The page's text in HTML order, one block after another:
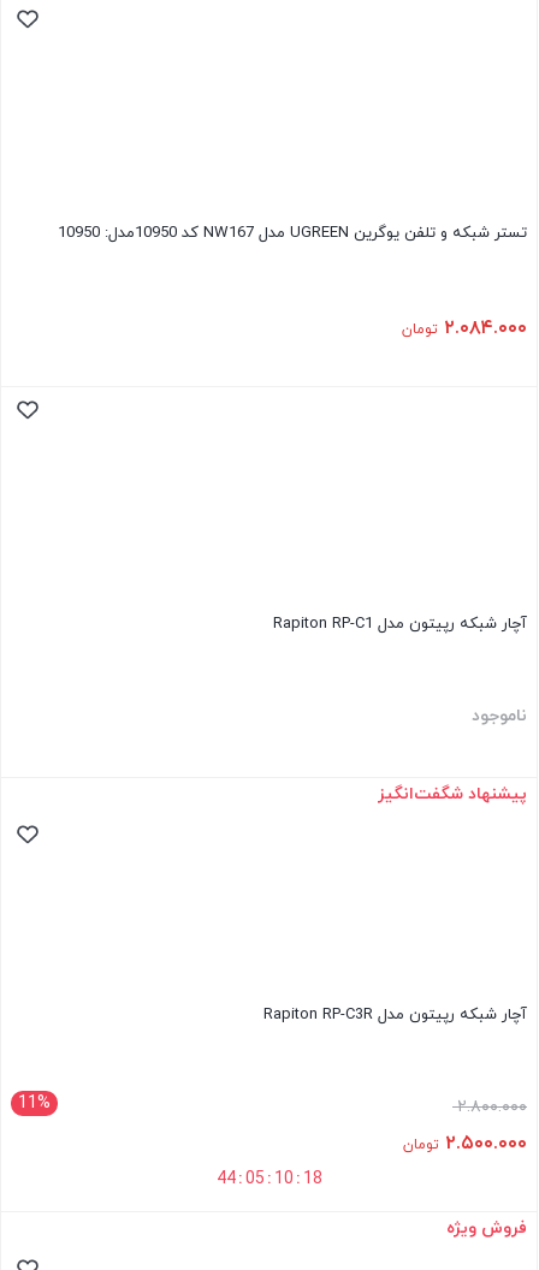
تستر شبکه و تلفن یوگرین UGREEN مدل NW167 کد 10950مدل: 10950
۲.۰۸۴.۰۰۰ تومان
آچار شبکه رپیتون مدل Rapiton RP-C1
ناموجود
پیشنهاد شگفت‌انگیز
آچار شبکه رپیتون مدل Rapiton RP-C3R
11% ۲.۸۰۰.۰۰۰
۲.۵۰۰.۰۰۰ تومان
44:05 : 10 : 18
فروش ویژه